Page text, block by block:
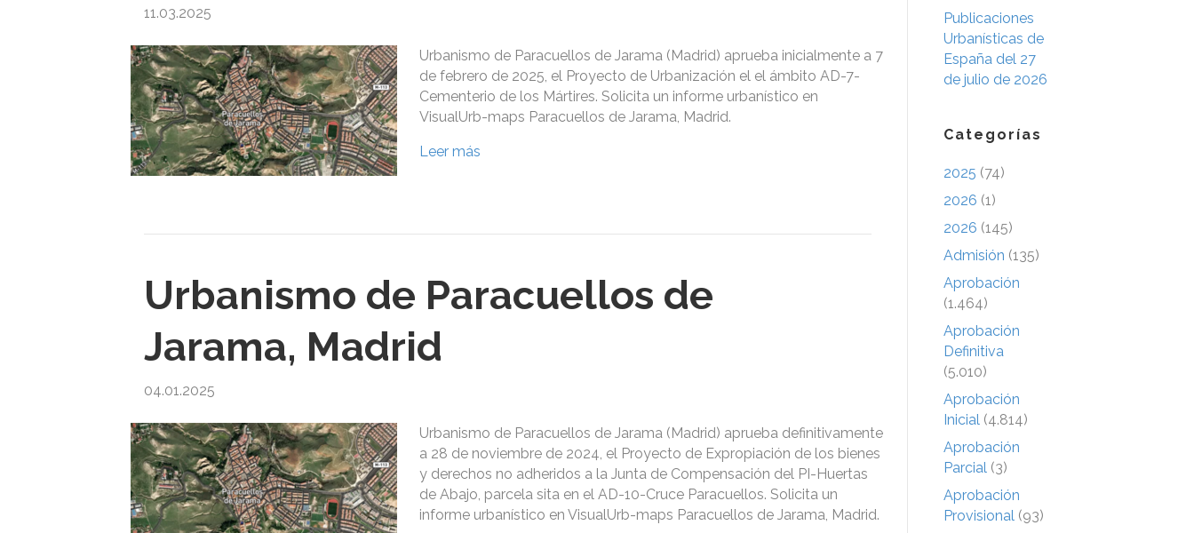
11.03.2025
Urbanismo de Paracuellos de Jarama (Madrid) aprueba inicialmente a 7
de febrero de 2025, el Proyecto de Urbanización el el ámbito AD-7-
Cementerio de los Mártires. Solicita un informe urbanístico en
VisualUrb-maps Paracuellos de Jarama, Madrid.
Leer más
Urbanismo de Paracuellos de
Jarama, Madrid
04.01.2025
Urbanismo de Paracuellos de Jarama (Madrid) aprueba definitivamente
a 28 de noviembre de 2024, el Proyecto de Expropiación de los bienes
y derechos no adheridos a la Junta de Compensación del PI-Huertas
de Abajo, parcela sita en el AD-10-Cruce Paracuellos. Solicita un
informe urbanístico en VisualUrb-maps Paracuellos de Jarama, Madrid.
Publicaciones
Urbanísticas de
España del 27
de julio de 2026
Categorías
2025 (74)
2026 (1)
2026 (145)
Admisión (135)
Aprobación
(1.464)
Aprobación
Definitiva
(5.010)
Aprobación
Inicial (4.814)
Aprobación
Parcial (3)
Aprobación
Provisional (93)